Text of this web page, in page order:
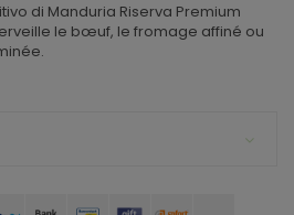
di Manduria Riserva Premium
le bœuf, le fromage affiné ou